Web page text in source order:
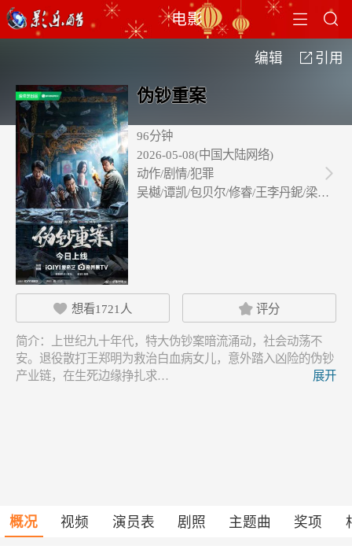
 
电影
编辑  引用
伪钞重案
96分钟
2026-05-08(中国大陆网络)
动作/剧情/犯罪
吴樾/谭凯/包贝尔/修睿/王李丹鈮/梁颂…

 想看1721 人  评分
简介：
上世纪九十年代，特大伪钞案暗流涌动，社会动荡不
安。退役散打王郑明为救治白血病女儿，意外踏入凶险的伪钞
产业链，在生死边缘挣扎求…
展开
概况 视频 演员表 剧照 主题曲 奖项